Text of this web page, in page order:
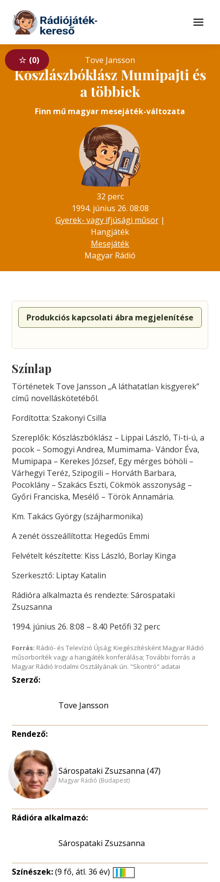
Tovább a tartalomhoz
Menü
0 Tove Jansson
Kószlászbóklász Mumipajti és
a többiek
Finn mű magyar mesejáték-változata
32 perc
1994. június 26. 08:08
Gyerek- vagy ifjúsági műsor|
Hangjáték
Mesejáték
Magyar Rádió
Produkciós kapcsolati ábra megjelenítése
Színlap
Történetek Tove Jansson „A láthatatlan kisgyerek”
című novelláskötetéből.
Fordította: Szakonyi Csilla
Szereplők: Kószlászbóklász – Lippai László, Ti-ti-ú, a
pocok – Somogyi Andrea, Mumimama- Vándor Éva,
Mumipapa – Kerekes József, Egy mérges böhöli –
Várhegyi Teréz, Szipogili – Horváth Barbara,
Pocoklány – Szakács Eszti, Cökmök asszonyság –
Győri Franciska, Mesélő – Török Annamária.
Km. Takács György (szájharmonika)
A zenét összeállította: Hegedűs Emmi
Felvételt készítette: Kiss László, Borlay Kinga
Szerkesztő: Liptay Katalin
Rádióra alkalmazta és rendezte: Sárospataki
Zsuzsanna
1994. június 26. 8:08 – 8.40 Petőfi 32 perc
Forrás: Rádió- és Televízió Újság; Kiegészítésként Magyar Rádió
műsorboríték vagy a hangjáték konferálása; További forrás a
Magyar Rádió Irodalmi Osztályának ún. "Skontró" adatai
Szerző:
Tove Jansson
Rendező:
Sárospataki Zsuzsanna (47)
Magyar Rádió (Budapest)
Rádióra alkalmazó:
Sárospataki Zsuzsanna
Színészek:(9 fő, átl. 36 év)